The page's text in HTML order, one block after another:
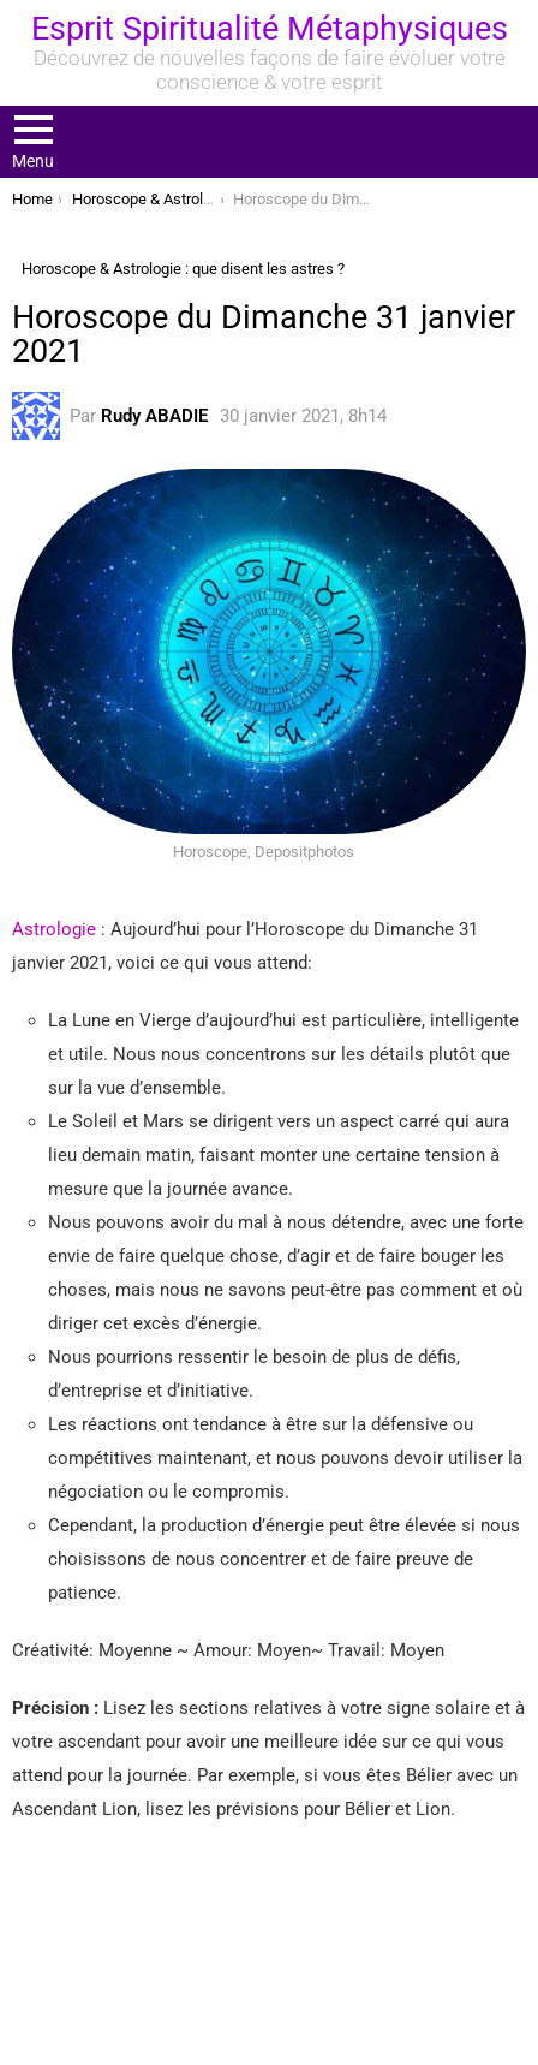
Esprit Spiritualité Métaphysiques
Découvrez de nouvelles façons de faire évoluer votre
conscience & votre esprit
Menu
You are here:
Home Horoscope & Astrologie : que disent les astres ? Horoscope du Dimanche 31 janvier 2021
Horoscope & Astrologie : que disent les astres ?
Horoscope du Dimanche 31 janvier
2021
Par Rudy ABADIE 30 janvier 2021, 8h14
Horoscope, Depositphotos
Astrologie : Aujourd’hui pour l’Horoscope du Dimanche 31
janvier 2021, voici ce qui vous attend:
La Lune en Vierge d’aujourd’hui est particulière, intelligente
et utile. Nous nous concentrons sur les détails plutôt que
sur la vue d’ensemble.
Le Soleil et Mars se dirigent vers un aspect carré qui aura
lieu demain matin, faisant monter une certaine tension à
mesure que la journée avance.
Nous pouvons avoir du mal à nous détendre, avec une forte
envie de faire quelque chose, d’agir et de faire bouger les
choses, mais nous ne savons peut-être pas comment et où
diriger cet excès d’énergie.
Nous pourrions ressentir le besoin de plus de défis,
d’entreprise et d’initiative.
Les réactions ont tendance à être sur la défensive ou
compétitives maintenant, et nous pouvons devoir utiliser la
négociation ou le compromis.
Cependant, la production d’énergie peut être élevée si nous
choisissons de nous concentrer et de faire preuve de
patience.
Créativité: Moyenne ~ Amour: Moyen~ Travail: Moyen
Précision : Lisez les sections relatives à votre signe solaire et à
votre ascendant pour avoir une meilleure idée sur ce qui vous
attend pour la journée. Par exemple, si vous êtes Bélier avec un
Ascendant Lion, lisez les prévisions pour Bélier et Lion.